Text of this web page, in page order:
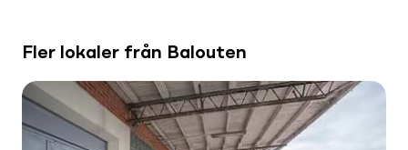
Fler lokaler från Balouten